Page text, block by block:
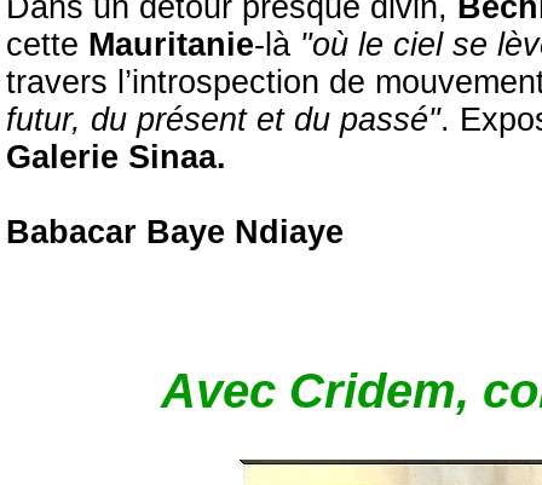
Dans un détour presque divin,
cette Mauritanie-là "où le ciel se
travers l’introspection de
futur, du présent et du passé".
Galerie Sinaa.
Babacar Baye Ndiaye
Avec Cridem,